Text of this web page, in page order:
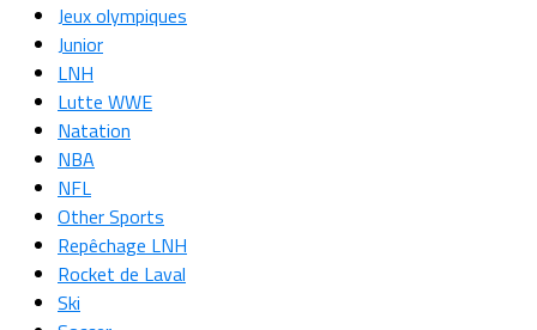
Jeux olympiques
Junior
LNH
Lutte WWE
Natation
NBA
NFL
Other Sports
Repêchage LNH
Rocket de Laval
Ski